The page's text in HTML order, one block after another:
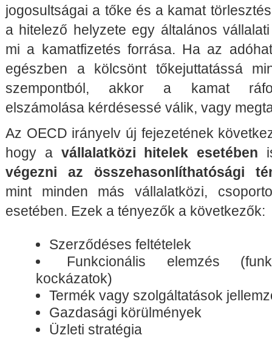
jogosultságai a tőke és a kamat
a hitelező helyzete egy általános
mi a kamatfizetés forrása. Ha az
egészben a kölcsönt tőkejuttatássá
szempontból, akkor a kamat
elszámolása kérdésessé válik, vagy
Az OECD irányelv új fejezetének
hogy a vállalatközi hitelek esetében
végezni az összehasonlíthatósági
mint minden más vállalatközi,
esetében. Ezek a tényezők a következők:
Szerződéses feltételek
Funkcionális elemzés
kockázatok)
Termék vagy szolgáltatások
Gazdasági körülmények
Üzleti stratégia